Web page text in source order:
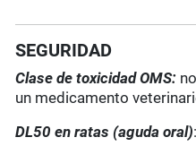
SEGURIDAD
Clase de toxicidad OMS:
un medicamento
DL50 en ratas (aguda oral)